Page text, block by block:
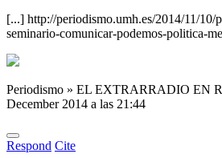
[...] http://periodismo.umh.es/2014/11/10/
seminario-comunicar-podemos-politica-
Periodismo » EL EXTRARRADIO EN
December 2014 a las 21:44
Respond Cite